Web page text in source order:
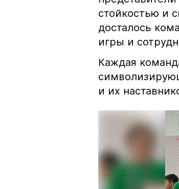
стойкостью и
досталось
игры и
Каждая
и их